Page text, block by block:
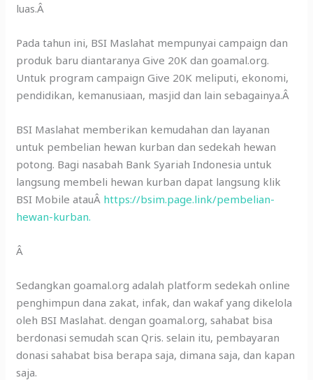
luas.Â
Pada tahun ini, BSI Maslahat mempunyai campaign dan
produk baru diantaranya Give 20K dan goamal.org.
Untuk program campaign Give 20K meliputi, ekonomi,
pendidikan, kemanusiaan, masjid dan lain sebagainya.Â
BSI Maslahat memberikan kemudahan dan layanan
untuk pembelian hewan kurban dan sedekah hewan
potong. Bagi nasabah Bank Syariah Indonesia untuk
langsung membeli hewan kurban dapat langsung klik
BSI Mobile atauÂ https://bsim.page.link/pembelian-
hewan-kurban.
Â
Sedangkan goamal.org adalah platform sedekah online
penghimpun dana zakat, infak, dan wakaf yang dikelola
oleh BSI Maslahat. dengan goamal.org, sahabat bisa
berdonasi semudah scan Qris. selain itu, pembayaran
donasi sahabat bisa berapa saja, dimana saja, dan kapan
saja.